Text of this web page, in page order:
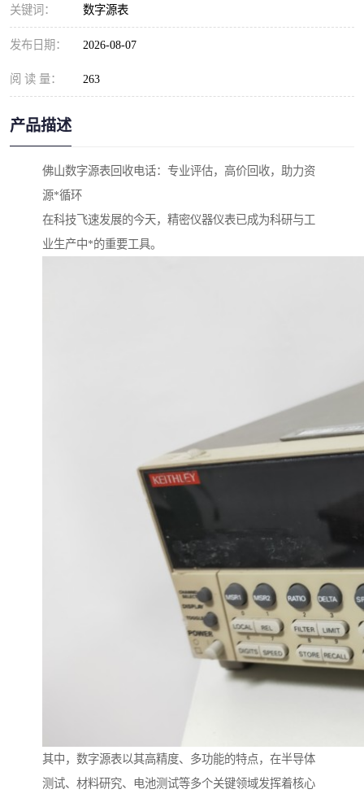
关键词： 数字源表
发布日期： 2026-08-07
阅 读 量： 263
产品描述
佛山数字源表回收电话：专业评估，高价回收，助力资
源*循环
在科技飞速发展的今天，精密仪器仪表已成为科研与工
业生产中*的重要工具。
其中，数字源表以其高精度、多功能的特点，在半导体
测试、材料研究、电池测试等多个关键领域发挥着核心